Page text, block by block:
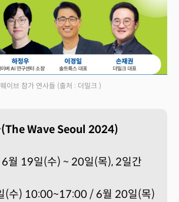
이브 참가 연사들 (출처 : 더밀크 )
(The Wave Seoul 2024)
월 19일(수) ~ 20일(목), 2일간
(수) 10:00~17:00 / 6월 20일(목)